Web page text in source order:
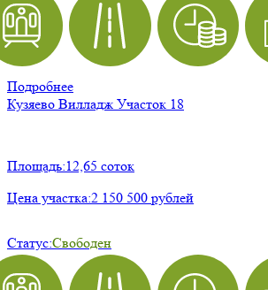
Подробнее
Кузяево Вилладж Участок 18
Площадь:12,65 соток
Цена участка:2 150 500 рублей
Статус:Свободен